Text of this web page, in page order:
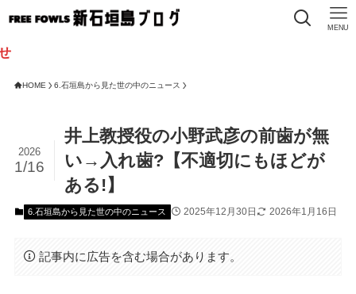
MENU
HOME 6.石垣島から見た世の中のニュース
井上教授役の小野武彦の前歯が無
い→入れ歯?【不適切にもほどが
ある!】
2026
1/16
6.石垣島から見た世の中のニュース 2025年12月30日 2026年1月16日
記事内に広告を含む場合があります。